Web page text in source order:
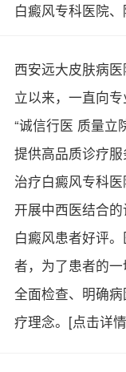
白癜风专科医院
西安远大皮肤病
立以来，一直向
“诚信行医 质量立
提供高品质诊疗
治疗白癜风专科
开展中西医结合
白癜风患者好评
者，为了患者的
全面检查、明确
疗理念。 [点击详